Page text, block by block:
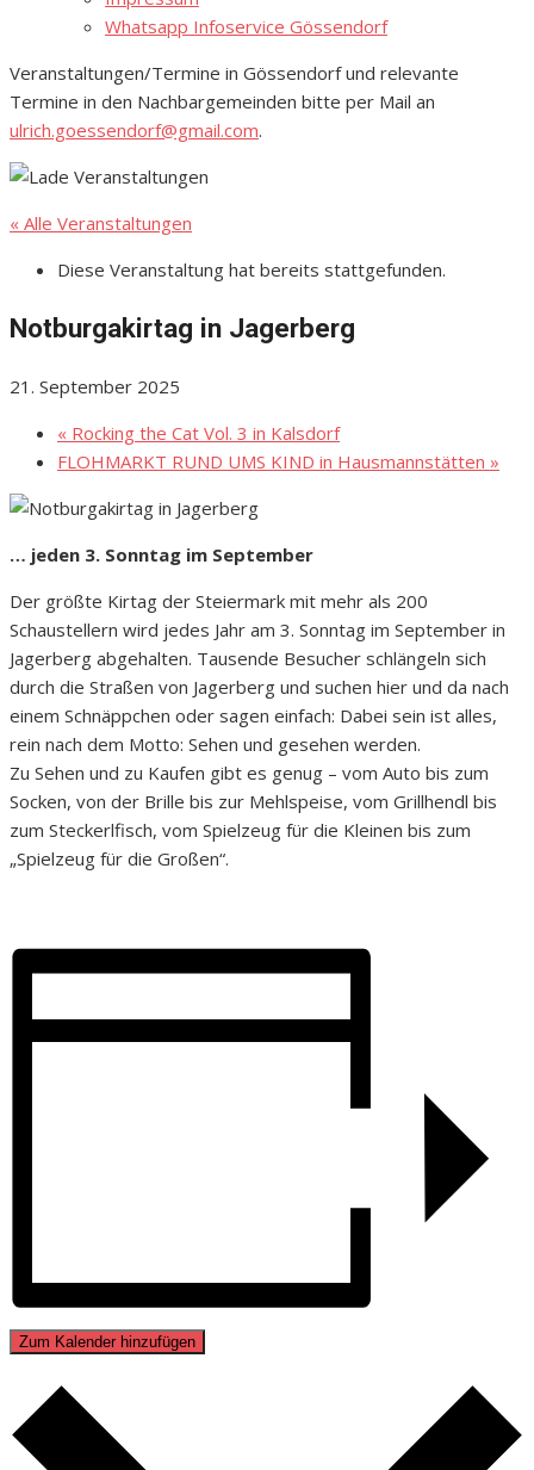
menu
Whatsapp Infoservice Gössendorf
Veranstaltungen/Termine in Gössendorf und relevante
Termine in den Nachbargemeinden bitte per Mail an
ulrich.goessendorf@gmail.com.
« Alle Veranstaltungen
Diese Veranstaltung hat bereits stattgefunden.
Notburgakirtag in Jagerberg
21. September 2025
« Rocking the Cat Vol. 3 in Kalsdorf
FLOHMARKT RUND UMS KIND in Hausmannstätten »
… jeden 3. Sonntag im September
Der größte Kirtag der Steiermark mit mehr als 200
Schaustellern wird jedes Jahr am 3. Sonntag im September in
Jagerberg abgehalten. Tausende Besucher schlängeln sich
durch die Straßen von Jagerberg und suchen hier und da nach
einem Schnäppchen oder sagen einfach: Dabei sein ist alles,
rein nach dem Motto: Sehen und gesehen werden.
Zu Sehen und zu Kaufen gibt es genug – vom Auto bis zum
Socken, von der Brille bis zur Mehlspeise, vom Grillhendl bis
zum Steckerlfisch, vom Spielzeug für die Kleinen bis zum
„Spielzeug für die Großen“.
Zum Kalender hinzufügen